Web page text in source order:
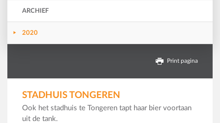
ARCHIEF
2020
Print pagina
STADHUIS TONGEREN
Ook het stadhuis te Tongeren tapt haar bier voortaan
uit de tank.